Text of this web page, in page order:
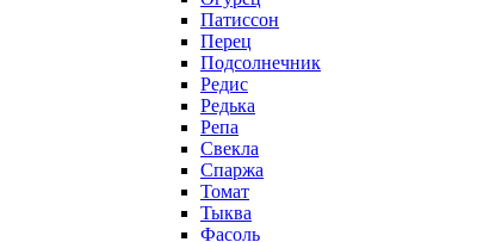
Патиссон
Перец
Подсолнечник
Редис
Редька
Репа
Свекла
Спаржа
Томат
Тыква
Фасоль